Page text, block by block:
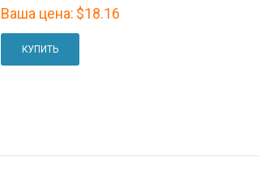
Ваша цена: $18.16
КУПИТЬ